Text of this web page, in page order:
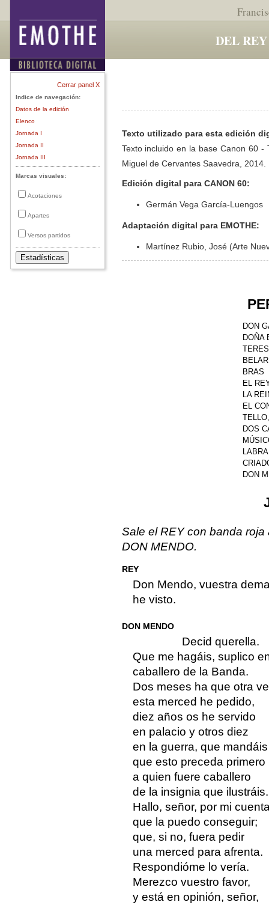
DEL
Cerrar panel X
Indice de navegación:
Datos de la edición
Elenco
Jornada I
Jornada II
Jornada III
Marcas visuales:
Acotaciones
Apartes
Versos partidos
Texto utilizado para esta edición
Texto incluido en la base Canon 60 -
Miguel de Cervantes Saavedra, 2014.
Edición digital para CANON 60:
Germán Vega García-Luengos
Adaptación digital para EMOTHE:
Martínez Rubio, José (Arte
DON
DOÑA
BRAS
EL
LA
EL
DOS
DON
Sale el REY con banda
DON MENDO.
REY
Don Mendo, vuestra
he visto.
DON MENDO
Decid querella.
Que me hagáis, suplico
caballero de la Banda.
Dos meses ha que otra
esta merced he pedido,
diez años os he servido
en palacio y otros diez
en la guerra, que mandáis
que esto preceda primero
a quien fuere caballero
de la insignia que ilustráis.
Hallo, señor, por mi
que la puedo conseguir;
que, si no, fuera pedir
una merced para afrenta.
Respondióme lo vería.
Merezco vuestro favor,
y está en opinión, señor,